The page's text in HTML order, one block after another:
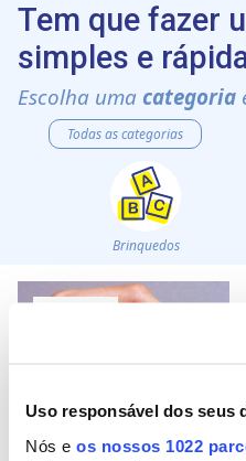
Uso responsável dos seus
Nós e os nossos 1022
Tem que fazer
simples e
Escolha uma categoria
Todas as categorias
Brinquedos
Ler mais